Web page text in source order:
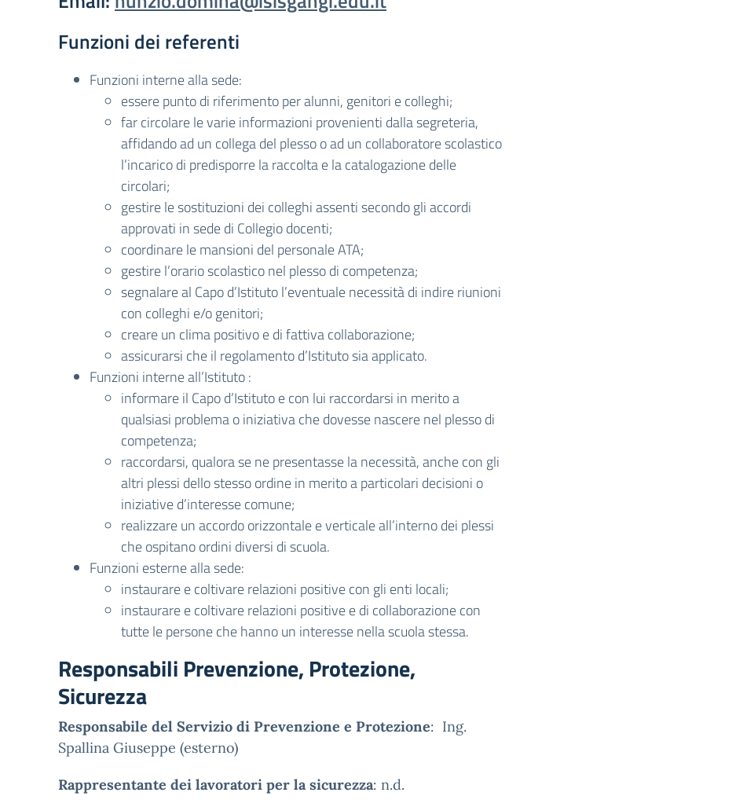
Funzioni dei referenti
Funzioni interne alla sede:
essere punto di riferimento per alunni, genitori e colleghi;
far circolare le varie informazioni provenienti dalla segreteria,
affidando ad un collega del plesso o ad un collaboratore scolastico
l’incarico di predisporre la raccolta e la catalogazione delle
circolari;
gestire le sostituzioni dei colleghi assenti secondo gli accordi
approvati in sede di Collegio docenti;
coordinare le mansioni del personale ATA;
gestire l’orario scolastico nel plesso di competenza;
segnalare al Capo d’Istituto l’eventuale necessità di indire riunioni
con colleghi e/o genitori;
creare un clima positivo e di fattiva collaborazione;
assicurarsi che il regolamento d’Istituto sia applicato.
Funzioni interne all’Istituto :
informare il Capo d’Istituto e con lui raccordarsi in merito a
qualsiasi problema o iniziativa che dovesse nascere nel plesso di
competenza;
raccordarsi, qualora se ne presentasse la necessità, anche con gli
altri plessi dello stesso ordine in merito a particolari decisioni o
iniziative d’interesse comune;
realizzare un accordo orizzontale e verticale all’interno dei plessi
che ospitano ordini diversi di scuola.
Funzioni esterne alla sede:
instaurare e coltivare relazioni positive con gli enti locali;
instaurare e coltivare relazioni positive e di collaborazione con
tutte le persone che hanno un interesse nella scuola stessa.
Responsabili Prevenzione, Protezione,
Sicurezza
Responsabile del Servizio di Prevenzione e Protezione: Ing.
Spallina Giuseppe (esterno)
Rappresentante dei lavoratori per la sicurezza: n.d.